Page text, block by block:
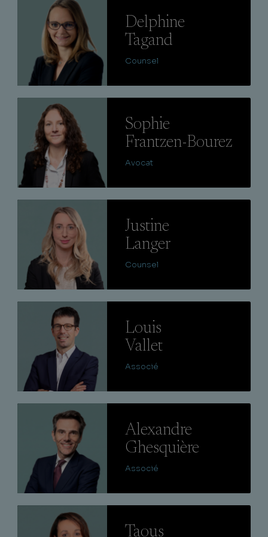
Delphine
Tagand
Counsel
Sophie
Frantzen-Bourez
Avocat
Justine
Langer
Counsel
Louis
Vallet
Associé
Alexandre
Ghesquière
Associé
Taous